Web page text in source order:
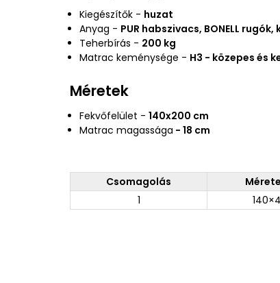
Kiegészítők - huzat
Anyag - PUR habszivacs, BONELL
Teherbírás - 200 kg
Matrac keménysége - H3 - közepes és
Méretek
Fekvőfelület - 140x200 cm
Matrac magassága - 18 cm
Csomagolás
1